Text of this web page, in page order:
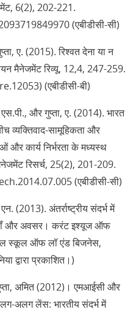
6(2), 202-221.
(एबीडीसी-सी)
ए. (2015). रिश्वत देना या न
मैनेजमेंट रिव्यू, 12,4, 247-259.
(एबीडीसी-बी)
और गुप्ता, ए. (2014). भारत
व्यक्तिवाद-सामूहिकता और
और कार्य निर्भरता के मध्यस्थ
रिसर्च, 25(2), 201-209.
(एबीडीसी-सी)
(2013). अंतर्राष्ट्रीय संदर्भ में
और अवसर। करंट इश्यूज ऑफ
स्कूल ऑफ लॉ एंड बिजनेस,
द्वारा प्रकाशित।)
अमित (2012)। एमआईसी और
अलग लेंस: भारतीय संदर्भ में